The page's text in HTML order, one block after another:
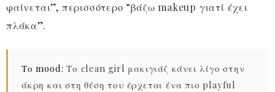
φαίνεται”, περισσότερο “βάζω makeup γιατί έχει
πλάκα”.
Το mood: Το clean girl μακιγιάζ κάνει λίγο στην
άκρη και στη θέση του έρχεται ένα πιο playful